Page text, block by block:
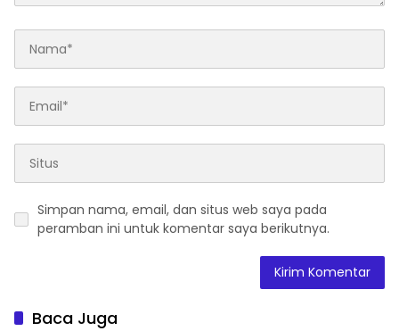
Simpan nama, email, dan situs web saya pada
peramban ini untuk komentar saya berikutnya.
Baca Juga